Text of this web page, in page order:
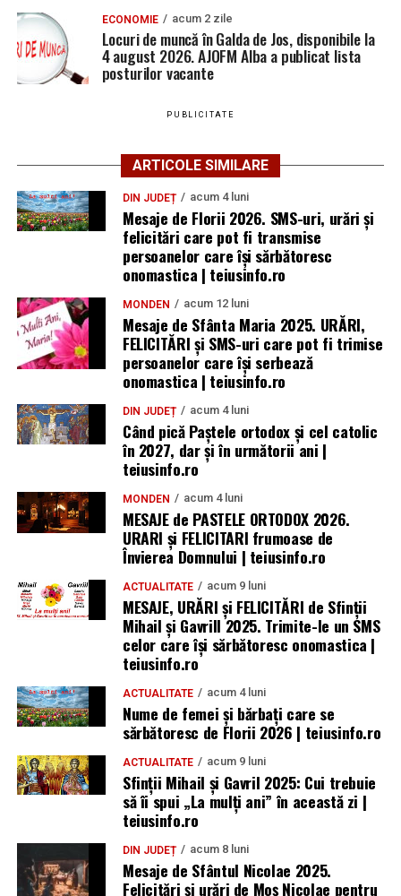
ECONOMIE acum 2 zile
Locuri de muncă în Galda de Jos, disponibile la
4 august 2026. AJOFM Alba a publicat lista
posturilor vacante
PUBLICITATE
ARTICOLE SIMILARE
DIN JUDEȚ acum 4 luni
Mesaje de Florii 2026. SMS-uri, urări și
felicitări care pot fi transmise
persoanelor care îşi sărbătoresc
onomastica | teiusinfo.ro
MONDEN acum 12 luni
Mesaje de Sfânta Maria 2025. URĂRI,
FELICITĂRI și SMS-uri care pot fi trimise
persoanelor care își serbează
onomastica | teiusinfo.ro
DIN JUDEȚ acum 4 luni
Când pică Paștele ortodox și cel catolic
în 2027, dar și în următorii ani |
teiusinfo.ro
MONDEN acum 4 luni
MESAJE de PASTELE ORTODOX 2026.
URARI și FELICITARI frumoase de
Învierea Domnului | teiusinfo.ro
ACTUALITATE acum 9 luni
MESAJE, URĂRI și FELICITĂRI de Sfinții
Mihail și Gavrill 2025. Trimite-le un SMS
celor care își sărbătoresc onomastica |
teiusinfo.ro
ACTUALITATE acum 4 luni
Nume de femei și bărbați care se
sărbătoresc de Florii 2026 | teiusinfo.ro
ACTUALITATE acum 9 luni
Sfinții Mihail și Gavril 2025: Cui trebuie
să îi spui „La mulţi ani” în această zi |
teiusinfo.ro
DIN JUDEȚ acum 8 luni
Mesaje de Sfântul Nicolae 2025.
Felicitări și urări de Moș Nicolae pentru